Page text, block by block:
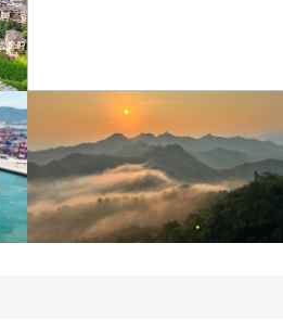
江苏泗洪：洪泽湖湿地白
鹭嬉戏